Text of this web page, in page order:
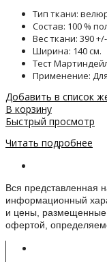
Тип ткани:
Состав: 100 %
Вес ткани: 390
Ширина: 140 см.
Тест
Применение:
Добавить в список
В корзину
Быстрый просмотр
Читать подробнее
Вся представленная
информационный
и цены, размещенные
офертой,